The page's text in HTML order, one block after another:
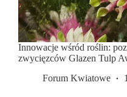
Innowacje wśród roślin:
zwycięzców Glazen Tulp
Forum Kwiatowe